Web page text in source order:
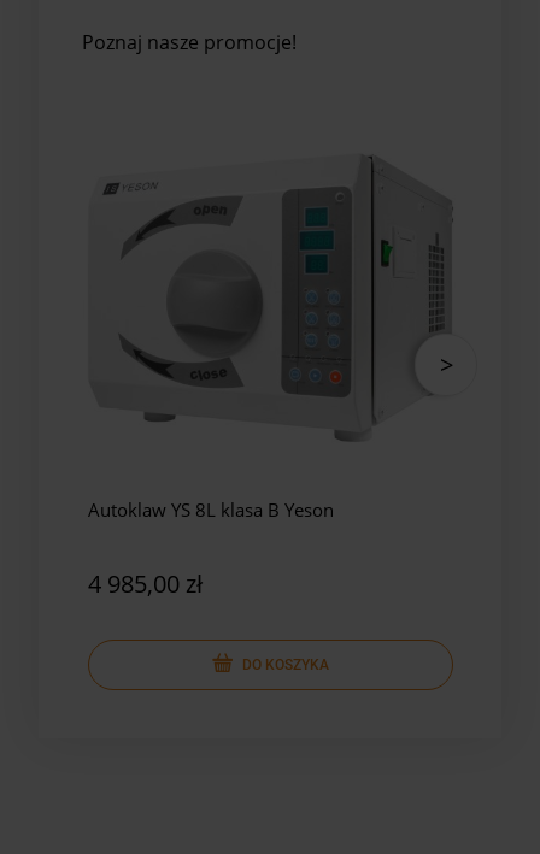
Poznaj nasze promocje!
Autoklaw YS 8L klasa B Yeson
4 985,00 zł
DO KOSZYKA